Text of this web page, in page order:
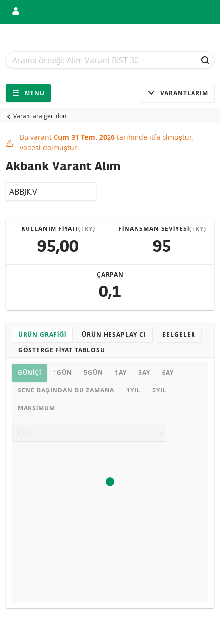
Arama
Arama
Gezinti
Sitede gezinti
MENU VARANTLARIM
Varantlara geri dön
This product has expired
Bu varant Cum 31 Tem. 2026 tarihinde itfa olmuştur,
vadesi dolmuştur.
Akbank Varant Alım
LocalCode
KULLANIM FIYATI(TRY)
95,00
FINANSMAN SEVIYESI(TRY)
95
ÇARPAN
0,1
ÜRÜN GRAFIĞI ÜRÜN HESAPLAYICI
BELGELER
GÖSTERGE FIYAT TABLOSU
Ürün grafiği
GÜNIÇI 1GÜN 5GÜN 1AY 3AY 6AY
SENE BAŞINDAN BU ZAMANA 1YIL 5YIL
MAKSIMUM
Ürün primi doğru hesaplanamayacak kadar düşüktü,
YASAL DOKÜMANLAR
GÖSTERGE FIYAT TABLOSU